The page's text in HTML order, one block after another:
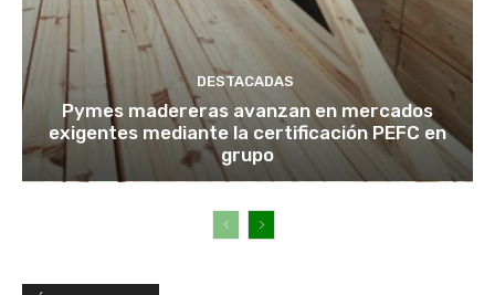
DESTACADAS
Pymes madereras avanzan en mercados
exigentes mediante la certificación PEFC en
grupo